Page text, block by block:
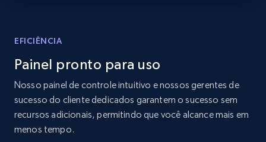
2.1K+ 355+ Comece agora
Home Depot US - Gather data on products
using specified keywords
EFICIÊNCIA
Painel pronto para uso
Nosso painel de controle intuitivo e nossos gerentes de
sucesso do cliente dedicados garantem o sucesso sem
recursos adicionais, permitindo que você alcance mais em
menos tempo.